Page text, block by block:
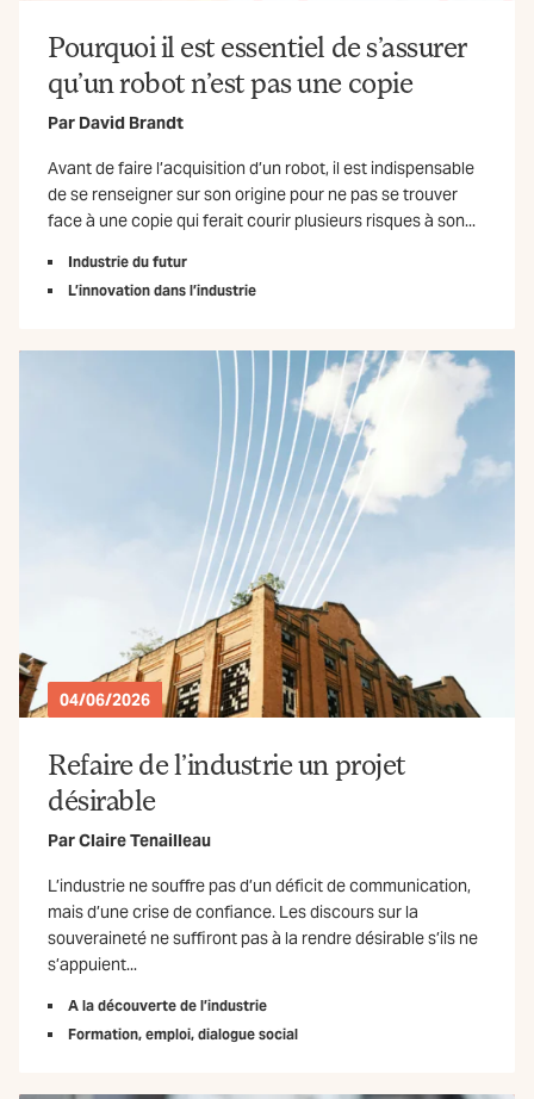
Pourquoi il est essentiel de s’assurer
qu’un robot n’est pas une copie
Par David Brandt
Avant de faire l’acquisition d’un robot, il est indispensable
de se renseigner sur son origine pour ne pas se trouver
face à une copie qui ferait courir plusieurs risques à son...
Industrie du futur
L’innovation dans l’industrie
04/06/2026
Refaire de l’industrie un projet
désirable
ParClaire Tenailleau
L’industrie ne souffre pas d’un déficit de communication,
mais d’une crise de confiance. Les discours sur la
souveraineté ne suffiront pas à la rendre désirable s’ils ne
s’appuient...
A la découverte de l’industrie
Formation, emploi, dialogue social